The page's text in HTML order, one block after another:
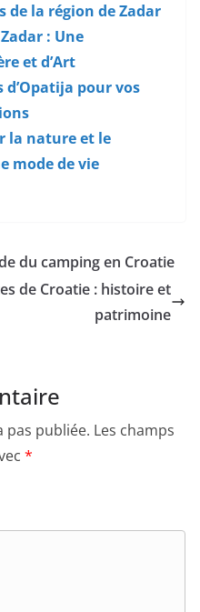
de la région de Zadar
: Une
et d’Art
d’Opatija pour vos
la nature et le
mode de vie
du camping en Croatie
de Croatie : histoire et
patrimoine
pas publiée. Les champs
*